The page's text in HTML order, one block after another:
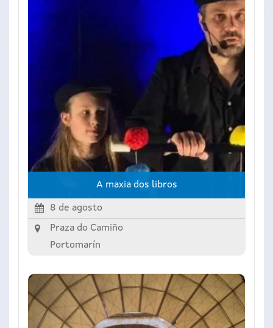
A maxia dos libros
8 de agosto
Praza do Camiño
Portomarín